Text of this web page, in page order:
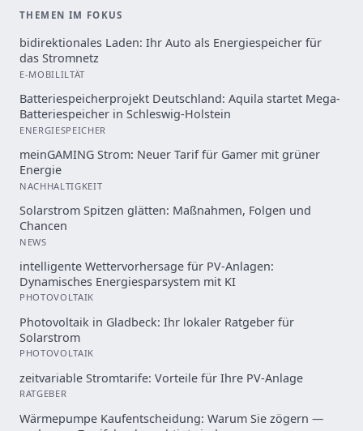
THEMEN IM FOKUS
bidirektionales Laden: Ihr Auto als Energiespeicher für
das Stromnetz
E-MOBILILTÄT
Batteriespeicherprojekt Deutschland: Aquila startet Mega-
Batteriespeicher in Schleswig-Holstein
ENERGIESPEICHER
meinGAMING Strom: Neuer Tarif für Gamer mit grüner
Energie
NACHHALTIGKEIT
Solarstrom Spitzen glätten: Maßnahmen, Folgen und
Chancen
NEWS
intelligente Wettervorhersage für PV-Anlagen:
Dynamisches Energiesparsystem mit KI
PHOTOVOLTAIK
Photovoltaik in Gladbeck: Ihr lokaler Ratgeber für
Solarstrom
PHOTOVOLTAIK
zeitvariable Stromtarife: Vorteile für Ihre PV-Anlage
RATGEBER
Wärmepumpe Kaufentscheidung: Warum Sie zögern —